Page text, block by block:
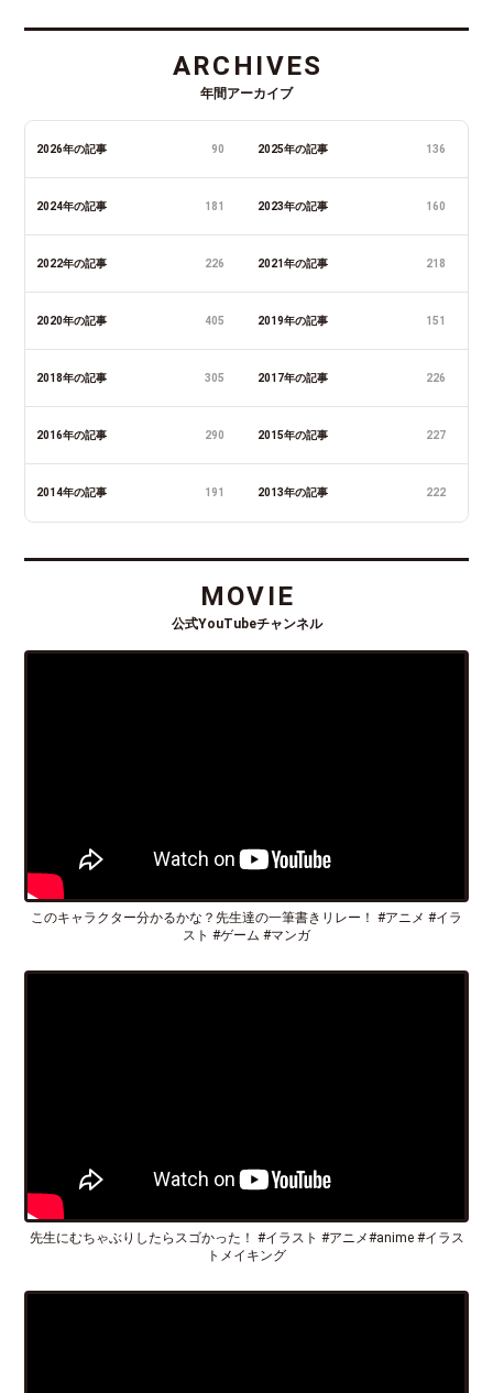
ARCHIVES
年間アーカイブ
2026年の記事 90 2025年の記事 136
2024年の記事 181 2023年の記事 160
2022年の記事 226 2021年の記事 218
2020年の記事 405 2019年の記事 151
2018年の記事 305 2017年の記事 226
2016年の記事 290 2015年の記事 227
2014年の記事 191 2013年の記事 222
MOVIE
公式YouTubeチャンネル
このキャラクター分かるかな？先生達の一筆書きリレー！ #アニメ #イラ
スト #ゲーム #マンガ
先生にむちゃぶりしたらスゴかった！ #イラスト #アニメ#anime #イラス
トメイキング